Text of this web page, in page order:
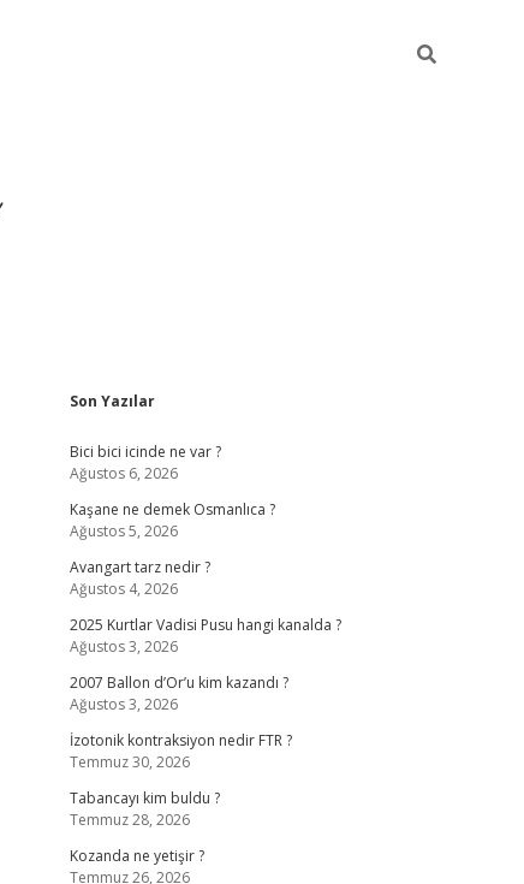
Sidebar
Son Yazılar
Bici bici icinde ne var ?
Ağustos 6, 2026
Kaşane ne demek Osmanlıca ?
Ağustos 5, 2026
Avangart tarz nedir ?
Ağustos 4, 2026
2025 Kurtlar Vadisi Pusu hangi kanalda ?
Ağustos 3, 2026
2007 Ballon d’Or’u kim kazandı ?
Ağustos 3, 2026
İzotonik kontraksiyon nedir FTR ?
Temmuz 30, 2026
Tabancayı kim buldu ?
Temmuz 28, 2026
Kozanda ne yetişir ?
Temmuz 26, 2026